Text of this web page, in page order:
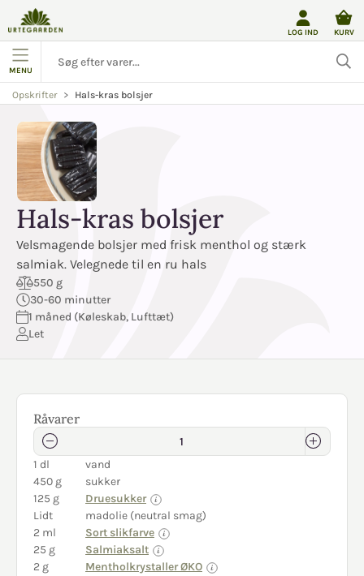
LOG IND KURV
MENU
Opskrifter Hals-kras bolsjer
Hals-kras bolsjer
Velsmagende bolsjer med frisk menthol og stærk
salmiak. Velegnede til en ru hals
550 g
30-60 minutter
1 måned (Køleskab, Lufttæt)
Let
Råvarer
1 dl
vand
450 g
sukker
125 g
Druesukker
Lidt
madolie (neutral smag)
2 ml
Sort slikfarve
25 g
Salmiaksalt
2 g
Mentholkrystaller ØKO